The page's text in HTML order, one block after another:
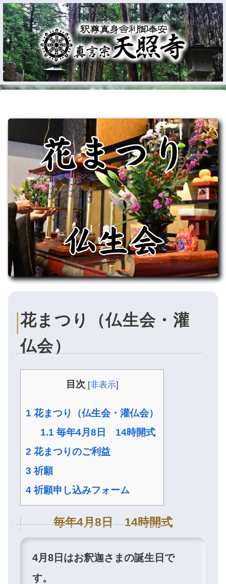
花まつり（仏生会・灌
仏会）
目次 [非表示]
1 花まつり（仏生会・灌仏会）
1.1 毎年4月8日 14時開式
2 花まつりのご利益
3 祈願
4 祈願申し込みフォーム
毎年4月8日 14時開式
4月8日はお釈迦さまの誕生日で
す。